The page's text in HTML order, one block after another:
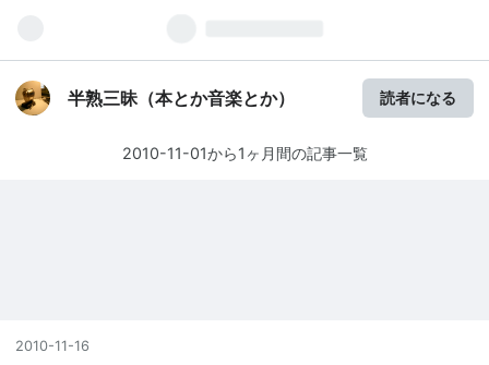
半熟三昧（本とか音楽とか） 読者になる
2010-11-01から1ヶ月間の記事一覧
2010-11 -16